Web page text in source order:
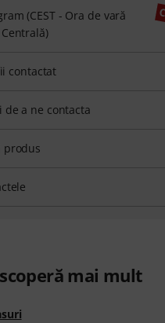
(CEST - Ora de vară
contactat
a ne contacta
produs
mai mult